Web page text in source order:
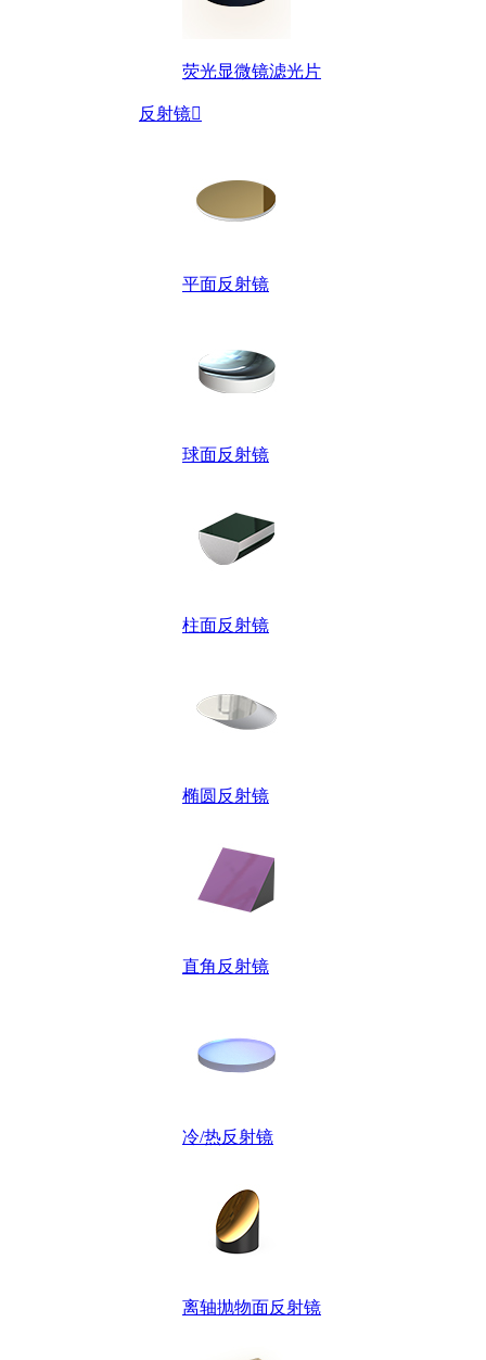
荧光显微镜滤光片
反射镜
平面反射镜
球面反射镜
柱面反射镜
椭圆反射镜
直角反射镜
冷/热反射镜
离轴抛物面反射镜